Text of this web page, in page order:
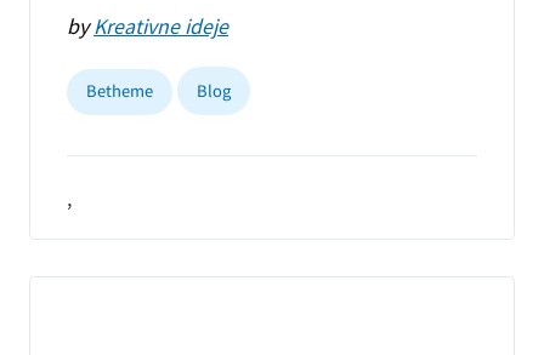
byKreativne ideje
Betheme Blog
,